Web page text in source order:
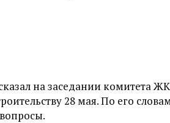
на заседании комитета
28 мая. По его